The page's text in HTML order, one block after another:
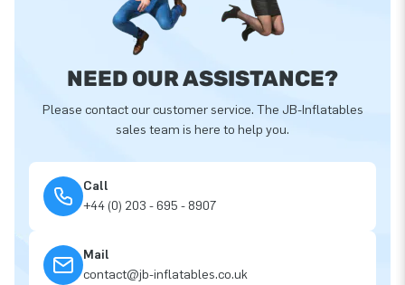
NEED OUR ASSISTANCE?
Please contact our customer service. The JB-Inflatables
sales team is here to help you.
Call
+44 (0) 203 - 695 - 8907
Mail
contact@jb-inflatables.co.uk